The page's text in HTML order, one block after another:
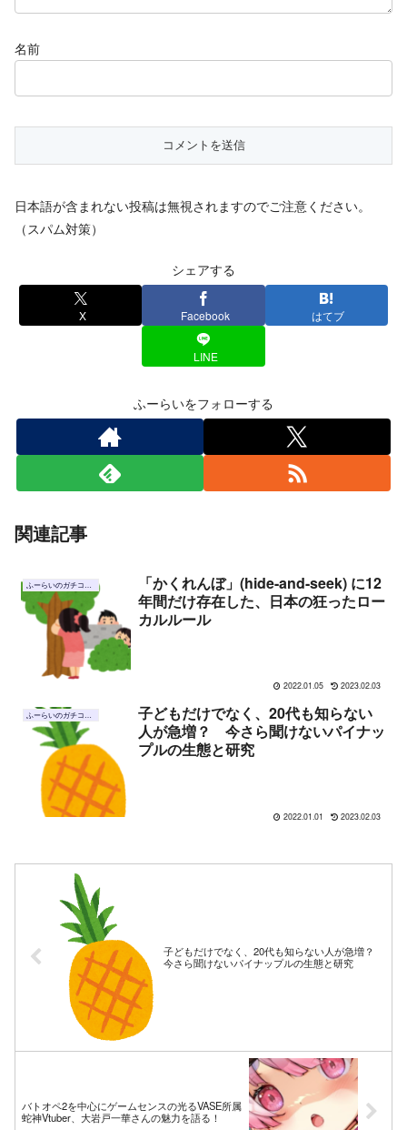
名前
日本語が含まれない投稿は無視されますのでご注意ください。
（スパム対策）
シェアする
X Facebook はてブ
LINE
ふーらいをフォローする
関連記事
ふーらいのガチコラム
「かくれんぼ」(hide-and-seek) に12
年間だけ存在した、日本の狂ったロー
カルルール
2022.01.05 2023.02.03
ふーらいのガチコラム
子どもだけでなく、20代も知らない
人が急増？ 今さら聞けないパイナッ
プルの生態と研究
2022.01.01 2023.02.03
子どもだけでなく、20代も知らない人が急増？
今さら聞けないパイナップルの生態と研究
バトオペ2を中心にゲームセンスの光るVASE所属
蛇神Vtuber、大岩戸一華さんの魅力を語る！